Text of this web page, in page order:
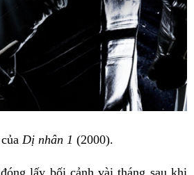
Dị nhân 1 (2000).